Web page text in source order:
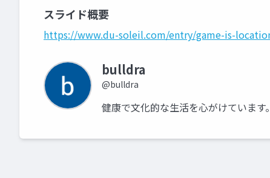
スライド概要
https://www.du-soleil.com/entry/game-is-
bulldra
@bulldra
健康で文化的な生活を心がけています。